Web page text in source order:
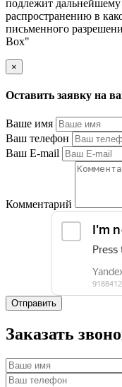
подлежит
распространению в
письменного
Box"
×
Оставить заявку на
Ваше имя
Ваш телефон
Ваш E-mail
Комментарий
Отправить
Заказать